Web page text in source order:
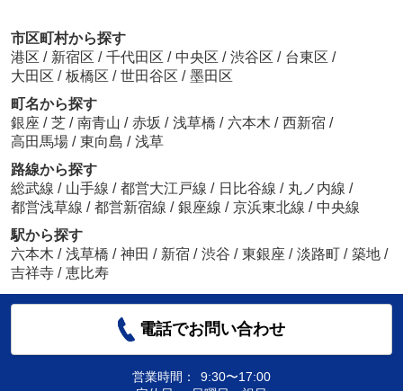
市区町村から探す
港区 / 新宿区 / 千代田区 / 中央区 / 渋谷区 / 台東区 /
大田区 / 板橋区 / 世田谷区 / 墨田区
町名から探す
銀座 / 芝 / 南青山 / 赤坂 / 浅草橋 / 六本木 / 西新宿 /
高田馬場 / 東向島 / 浅草
路線から探す
総武線 / 山手線 / 都営大江戸線 / 日比谷線 / 丸ノ内線 /
都営浅草線 / 都営新宿線 / 銀座線 / 京浜東北線 / 中央線
駅から探す
六本木 / 浅草橋 / 神田 / 新宿 / 渋谷 / 東銀座 / 淡路町 / 築地 /
吉祥寺 / 恵比寿
電話でお問い合わせ
営業時間：
9:30〜17:00